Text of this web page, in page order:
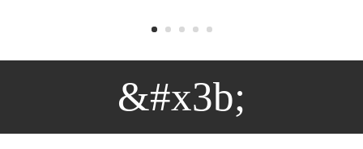
&#x3b;